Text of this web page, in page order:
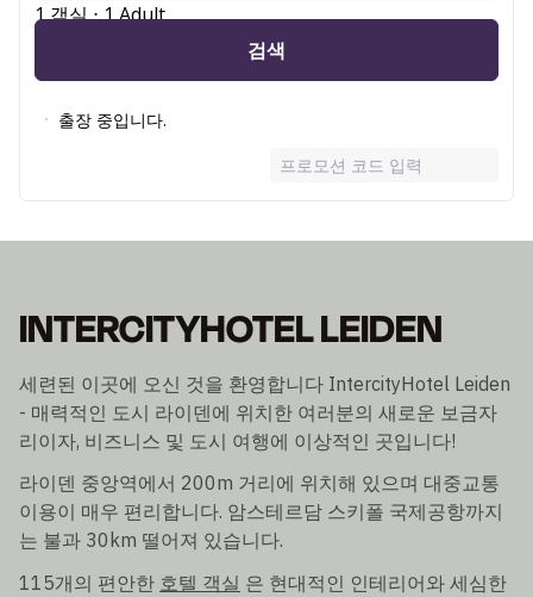
1 객실 ⋅ 1 Adult
검색
출장 중입니다.
프로모션 코드 입력
INTERCITYHOTEL LEIDEN
세련된 이곳에 오신 것을 환영합니다 IntercityHotel Leiden
- 매력적인 도시 라이덴에 위치한 여러분의 새로운 보금자
리이자, 비즈니스 및 도시 여행에 이상적인 곳입니다!
라이덴 중앙역에서 200m 거리에 위치해 있으며 대중교통
이용이 매우 편리합니다. 암스테르담 스키폴 국제공항까지
는 불과 30km 떨어져 있습니다.
115개의 편안한 호텔 객실 은 현대적인 인테리어와 세심한